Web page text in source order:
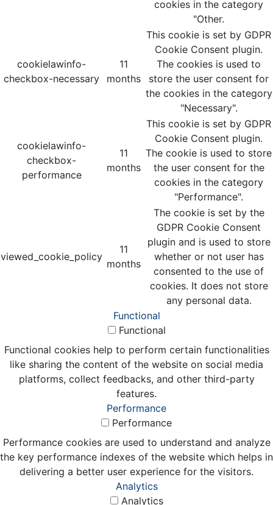
cookies in the category
"Other.
cookielawinfo-
checkbox-necessary
11
months
This cookie is set by GDPR
Cookie Consent plugin.
The cookies is used to
store the user consent for
the cookies in the category
"Necessary".
cookielawinfo-
checkbox-
performance
11
months
This cookie is set by GDPR
Cookie Consent plugin.
The cookie is used to store
the user consent for the
cookies in the category
"Performance".
viewed_cookie_policy
11
months
The cookie is set by the
GDPR Cookie Consent
plugin and is used to store
whether or not user has
consented to the use of
cookies. It does not store
any personal data.
Functional
Functional
Functional cookies help to perform certain functionalities
like sharing the content of the website on social media
platforms, collect feedbacks, and other third-party
features.
Performance
Performance
Performance cookies are used to understand and analyze
the key performance indexes of the website which helps in
delivering a better user experience for the visitors.
Analytics
Analytics